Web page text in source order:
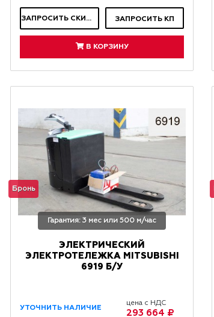
ЗАПРОСИТЬ СКИДКУ ЗАПРОСИТЬ КП
В КОРЗИНУ
Бронь
Гарантия: 3 мес или 500 м/час
ЭЛЕКТРИЧЕСКИЙ
ЭЛЕКТРОТЕЛЕЖКА MITSUBISHI
6919 Б/У
УТОЧНИТЬ НАЛИЧИЕ
цена с НДС
293 664 ₽